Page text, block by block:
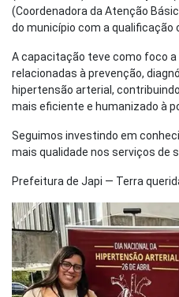
(Coordenadora da Atenção
do município com a qualificação
A capacitação teve como foco
relacionadas à prevenção,
hipertensão arterial,
mais eficiente e humanizado à
Seguimos investindo em
mais qualidade nos serviços de
Prefeitura de Japi — Terra